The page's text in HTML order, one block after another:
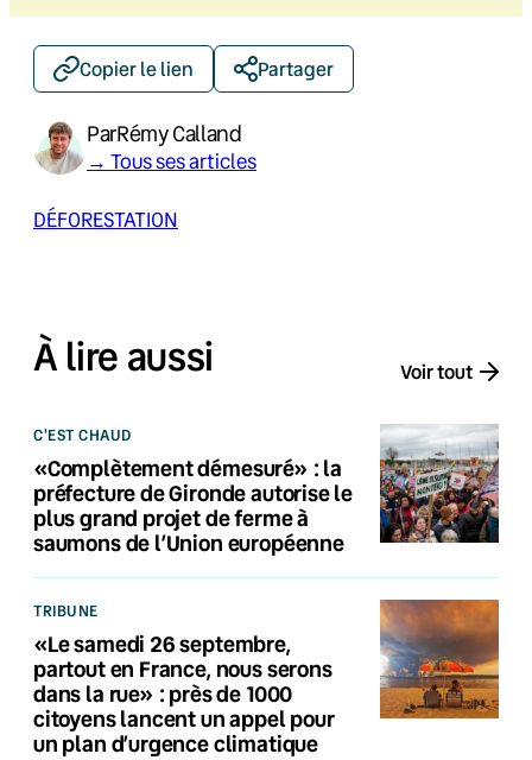
Copier le lien Partager
ParRémy Calland
→ Tous ses articles
DÉFORESTATION
À lire aussi Voir tout
C'EST CHAUD
«Complètement démesuré» : la
préfecture de Gironde autorise le
plus grand projet de ferme à
saumons de l’Union européenne
TRIBUNE
«Le samedi 26 septembre,
partout en France, nous serons
dans la rue» : près de 1000
citoyens lancent un appel pour
un plan d’urgence climatique